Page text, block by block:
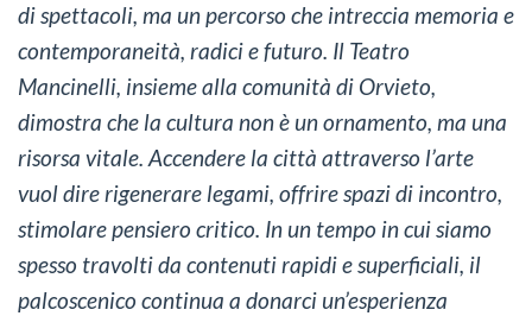
di spettacoli, ma un percorso che intreccia memoria e
contemporaneità, radici e futuro. Il Teatro
Mancinelli, insieme alla comunità di Orvieto,
dimostra che la cultura non è un ornamento, ma una
risorsa vitale. Accendere la città attraverso l’arte
vuol dire rigenerare legami, offrire spazi di incontro,
stimolare pensiero critico. In un tempo in cui siamo
spesso travolti da contenuti rapidi e superficiali, il
palcoscenico continua a donarci un’esperienza